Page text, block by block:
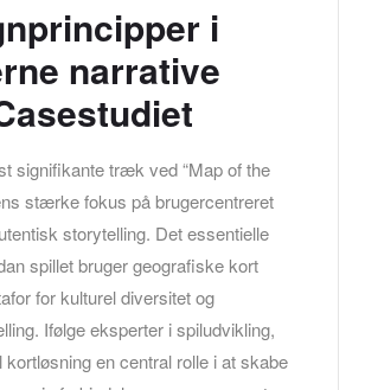
i
narrative
signifikante træk ved “Map of the
stærke fokus på brugercentreret
storytelling. Det essentielle
spillet bruger geografiske kort
for kulturel diversitet og
Ifølge eksperter i spiludvikling,
kortløsning en central rolle i at skabe